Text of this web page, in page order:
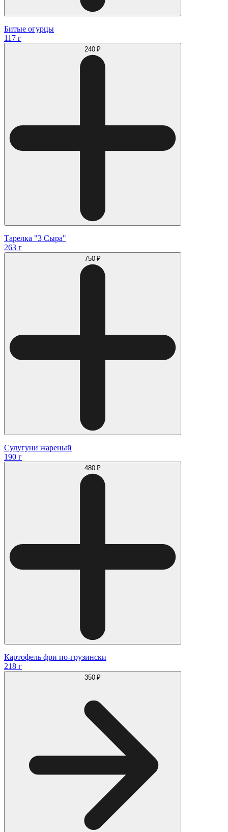
Битые огурцы
117 г
240 ₽
Тарелка "3 Сыра"
263 г
750 ₽
Сулугуни жареный
190 г
480 ₽
Картофель фри по-грузински
218 г
350 ₽